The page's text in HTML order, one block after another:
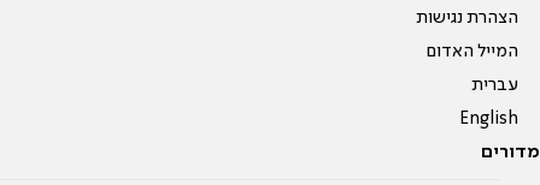
הצהרת נגישות
המייל האדום
עברית
English
מדורים